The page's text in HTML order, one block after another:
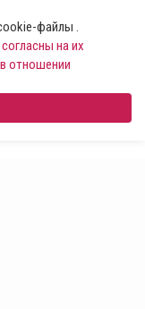
файлы .
согласны на их
отношении